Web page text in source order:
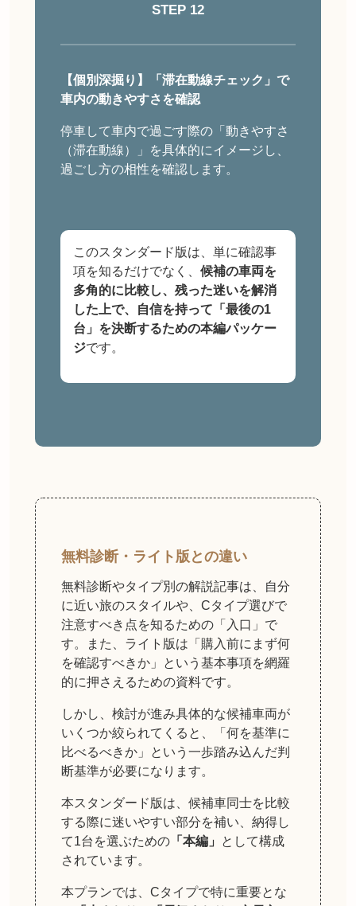
STEP 12
【個別深掘り】
「滞在動線チェック」で
車内の動きやすさを確認
停車して車内で過ごす際の「動きやすさ
（滞在動線）」を具体的にイメージし、
過ごし方の相性を確認します。
このスタンダード版は、単に確認事
項を知るだけでなく、 候補の車両を
多角的に比較し、残った迷いを解消
した上で、自信を持って「最後の1
台」を決断するための本編パッケー
ジです。
無料診断・ライト版との違い
無料診断やタイプ別の解説記事は、自分
に近い旅のスタイルや、Cタイプ選びで
注意すべき点を知るための「入口」で
す。また、ライト版は「購入前にまず何
を確認すべきか」という基本事項を網羅
的に押さえるための資料です。
しかし、検討が進み具体的な候補車両が
いくつか絞られてくると、「何を基準に
比べるべきか」という一歩踏み込んだ判
断基準が必要になります。
本スタンダード版は、候補車同士を比較
する際に迷いやすい部分を補い、納得し
て1台を選ぶための 「本編」
として構成
されています。
本プランでは、Cタイプで特に重要とな